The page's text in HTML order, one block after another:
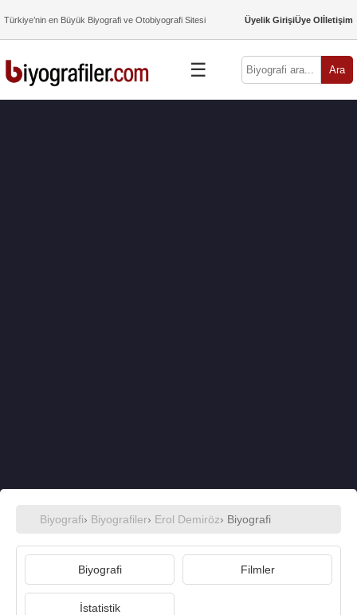
Türkiye’nin en Büyük Biyografi ve Otobiyografi Sitesi Üyelik GirişiÜye Olİletişim
☰ Ara
Biyografi› Biyografiler› Erol Demiröz› Biyografi
Biyografi Filmler
İstatistik